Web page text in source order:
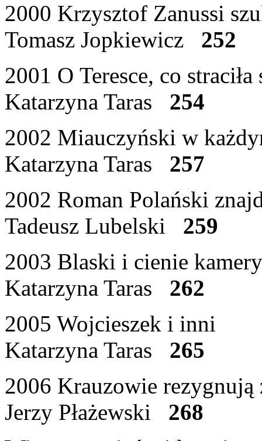
2000 Krzysztof Zanussi
Tomasz Jopkiewicz 252
2001 O Teresce, co straciła
Katarzyna Taras 254
2002 Miauczyński w
Katarzyna Taras 257
2002 Roman Polański
Tadeusz Lubelski 259
2003 Blaski i cienie
Katarzyna Taras
262
2005 Wojcieszek i inni
Katarzyna Taras 265
2006 Krauzowie rezygnują
Jerzy Płażewski 268